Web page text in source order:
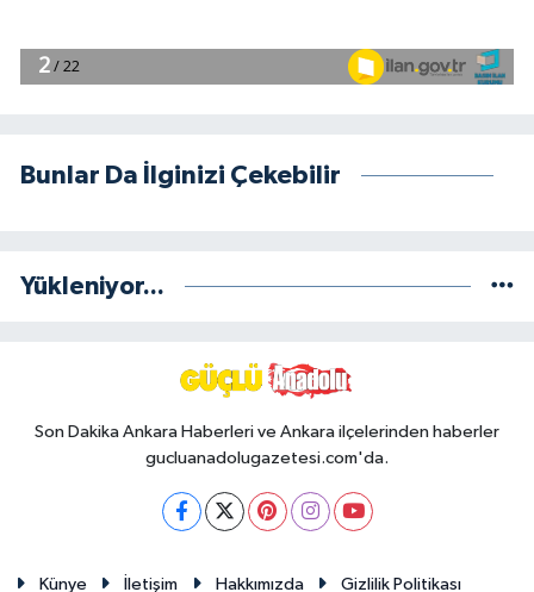
Bunlar Da İlginizi Çekebilir
Yükleniyor...
Son Dakika Ankara Haberleri ve Ankara ilçelerinden haberler
gucluanadolugazetesi.com'da.
Künye İletişim Hakkımızda Gizlilik Politikası